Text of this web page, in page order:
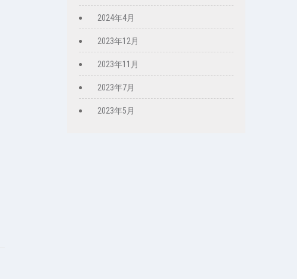
2024年4月
2023年12月
2023年11月
2023年7月
2023年5月